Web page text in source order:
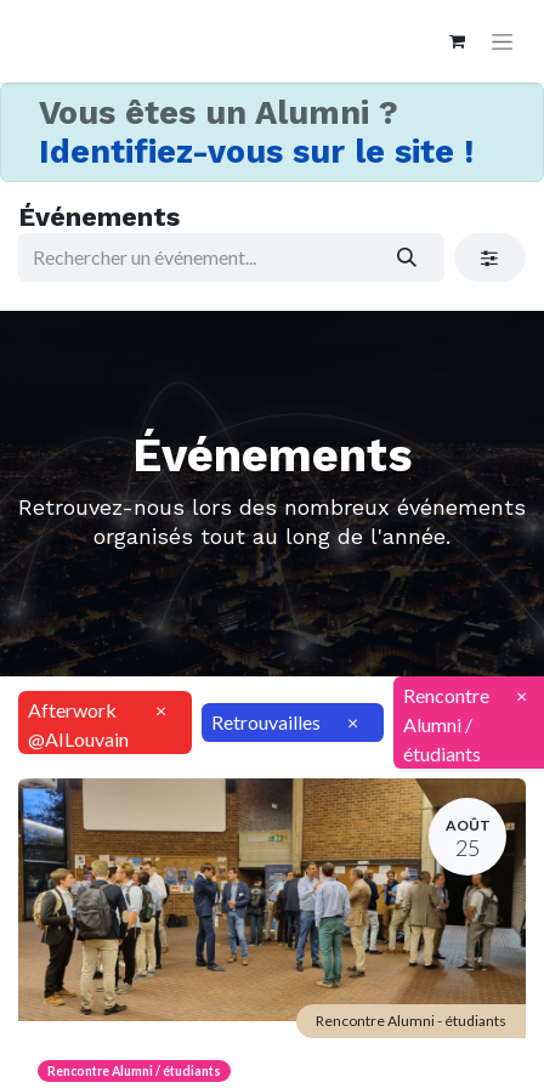
Vous êtes un Alumni ?
Identifiez-vous sur le site !
Événements
Événements
Retrouvez-nous lors des nombreux événements
organisés tout au long de l'année.
Afterwork
@AILouvain
×
Retrouvailles ×
Rencontre
Alumni /
étudiants
×
AOÛT
25
Rencontre Alumni / étudiants
Rencontre Alumni - étudiants